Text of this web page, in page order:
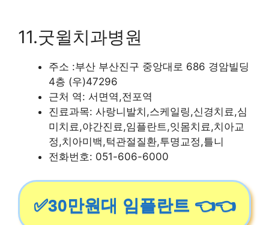
11.굿윌치과병원
주소 :부산 부산진구 중앙대로 686 경암빌딩
4층 (우)47296
근처 역: 서면역,전포역
진료과목: 사랑니발치,스케일링,신경치료,심
미치료,야간진료,임플란트,잇몸치료,치아교
정,치아미백,턱관절질환,투명교정,틀니
전화번호: 051-606-6000
✅30만원대 임플란트 👈👈